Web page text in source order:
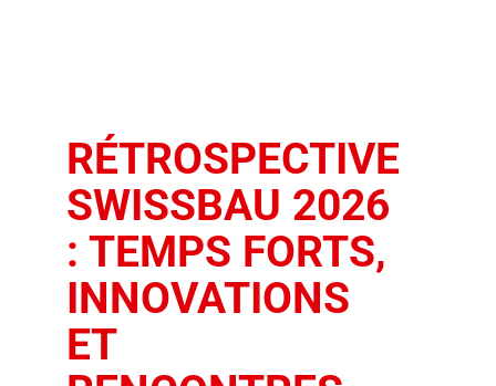
RÉTROSPECTIVE
SWISSBAU 2026
: TEMPS FORTS,
INNOVATIONS
ET
not
because you
have not
your